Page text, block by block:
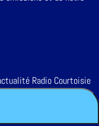
Radio Courtoisie